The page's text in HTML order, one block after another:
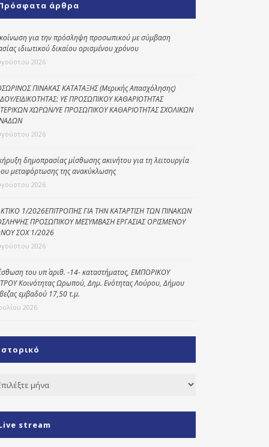
Kοινωνικό
φαρμακείο
Πρόγραμμα
“Βοήθεια στο σπίτι”
Κέντρο Ημερήσιας
Φροντίδας
άρθρα
για την πρόσληψη προσωπικού με σύμβαση
ιδιωτικού δικαίου ορισμένου χρόνου
2026
ΠΙΝΑΚΑΣ ΚΑΤΑΤΑΞΗΣ (Μερικής Απασχόλησης)
ΕΙΔΙΚΟΤΗΤΑΣ: ΥΕ ΠΡΟΣΩΠΙΚΟΥ ΚΑΘΑΡΙΟΤΗΤΑΣ
ΧΩΡΩΝ/ΥΕ ΠΡΟΣΩΠΙΚΟΥ ΚΑΘΑΡΙΟΤΗΤΑΣ ΣΧΟΛΙΚΩΝ
2026
δημοπρασίας μίσθωσης ακινήτου για τη λειτουργία
μεταφόρτωσης της ανακύκλωσης
2026
1/2026ΕΠΙΤΡΟΠΗΣ ΓΙΑ ΤΗΝ ΚΑΤΑΡΤΙΣΗ ΤΩΝ ΠΙΝΑΚΩΝ
ΠΡΟΣΩΠΙΚΟΥ ΜΕΣΥΜΒΑΣΗ ΕΡΓΑΣΙΑΣ ΟΡΙΣΜΕΝΟΥ
ΣΟΧ 1/2026
2026
του υπ΄ αριθ. -14- καταστήματος, ΕΜΠΟΡΙΚΟΥ
Κοινότητας Ωρωπού, Δημ. Ενότητας Λούρου, Δήμου
εμβαδού 17,50 τ.μ.
2026
stream